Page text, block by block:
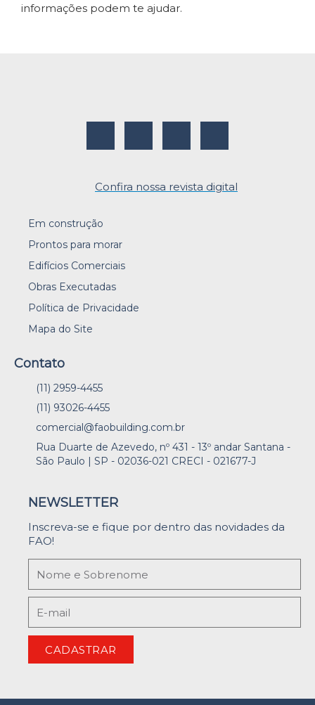
informações podem te ajudar.
Confira nossa revista digital
Em construção
Prontos para morar
Edifícios Comerciais
Obras Executadas
Política de Privacidade
Mapa do Site
Contato
(11) 2959-4455
(11) 93026-4455
comercial@faobuilding.com.br
Rua Duarte de Azevedo, nº 431 - 13º andar Santana -
São Paulo | SP - 02036-021 CRECI - 021677-J
NEWSLETTER
Inscreva-se e fique por dentro das novidades da
FAO!
CADASTRAR